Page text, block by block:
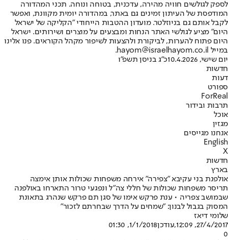
לספק לגולשים חוויה מהירה, עדכנית, בטוחה ונוחה. תכני המהדורה
המודפסת של העיתון זמינים גם באתר, במהדורה יומית מקוונת, ואפשר
לקבל אותם גם בניוזלטר. מועדון ההטבות הייחודי "הקליקה של ישראל
היום" מציע לגולשי האתר הנחות ומבצעים על מוצרים ושירותים. ישראל
היום פתוח להערות, לביקורת ולהצעות לשיפור מקהל הקוראים. פנו אלינו
במייל hayom@israelhayom.co.il.
יום שישי, 10.4.2026
כ"ג בניסן תשפ"ו
חדשות
דעות
ספורט
ForReal
תרבות ובידור
אוכל
מגזין
אנחנו מגייסים
English
X
חדשות
בארץ
אולפנת בני עקיבא "צפירה" אירחה משפחות שכולות אותן אימצה
תריסר משפחות שכולות של חללי צה"ל ונפגעי טרור התארחו באולפנה
שבמושב צפריה • ענת פרקש אימו של סגן תם פרקש שנהרג בתאונת
המסוק בגבול לבנון: "שמחים על הדרך שבחרתם לזכור"
שלומי דיאז
27/4/2017, 12:09
,עודכן1/1/2018, 01:30
0